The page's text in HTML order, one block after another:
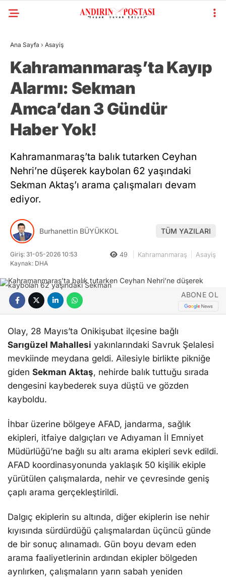
Ana Sayfa › Asayiş
Kahramanmaraş’ta Kayıp
Alarmı: Sekman
Amca’dan 3 Gündür
Haber Yok!
Kahramanmaraş’ta balık tutarken Ceyhan
Nehri’ne düşerek kaybolan 62 yaşındaki
Sekman Aktaş’ı arama çalışmaları devam
ediyor.
Burhanettin BÜYÜKKOL TÜM YAZILARI
Giriş: 31-05-2026 10:53
Kaynak: DHA
49 Kahramanmaraş Asayiş
ABONE OL
Olay, 28 Mayıs’ta Onikişubat ilçesine bağlı
Sarıgüzel Mahallesi yakınlarındaki Savruk Şelalesi
mevkiinde meydana geldi. Ailesiyle birlikte pikniğe
giden Sekman Aktaş, nehirde balık tuttuğu sırada
dengesini kaybederek suya düştü ve gözden
kayboldu.
İhbar üzerine bölgeye AFAD, jandarma, sağlık
ekipleri, itfaiye dalgıçları ve Adıyaman İl Emniyet
Müdürlüğü’ne bağlı su altı arama ekipleri sevk edildi.
AFAD koordinasyonunda yaklaşık 50 kişilik ekiple
yürütülen çalışmalarda, nehir ve çevresinde geniş
çaplı arama gerçekleştirildi.
Dalgıç ekiplerin su altında, diğer ekiplerin ise nehir
kıyısında sürdürdüğü çalışmalardan üçüncü günde
de bir sonuç alınamadı. Gün boyu devam eden
arama faaliyetlerinin ardından ekipler bölgeden
ayrılırken, çalışmaların yarın sabah yeniden